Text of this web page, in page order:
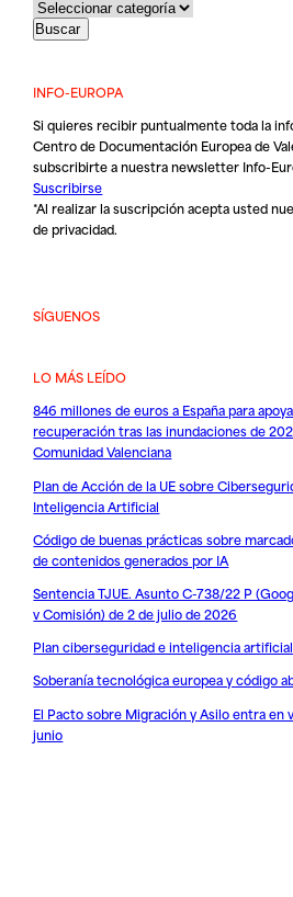
INFO-EUROPA
Si quieres recibir puntualmente toda la
Centro de Documentación Europea de
subscribirte a nuestra newsletter Info-
Suscribirse
*Al realizar la suscripción acepta usted
de privacidad.
SÍGUENOS
LO MÁS LEÍDO
846 millones de euros a España para
recuperación tras las inundaciones de
Comunidad Valenciana
Plan de Acción de la UE sobre
Inteligencia Artificial
Código de buenas prácticas sobre
de contenidos generados por IA
Sentencia TJUE. Asunto C-738/22 P
v Comisión) de 2 de julio de 2026
Plan ciberseguridad e inteligencia artificial
Soberanía tecnológica europea y código
El Pacto sobre Migración y Asilo entra en
junio